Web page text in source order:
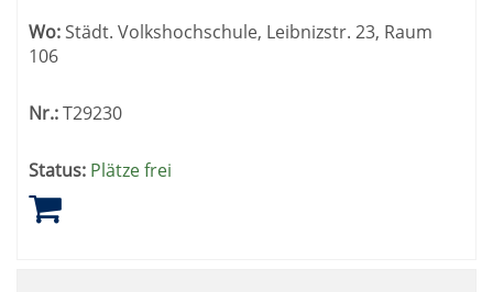
Wo:Städt. Volkshochschule, Leibnizstr. 23, Raum
106
Nr.:T29230
Status: Plätze frei